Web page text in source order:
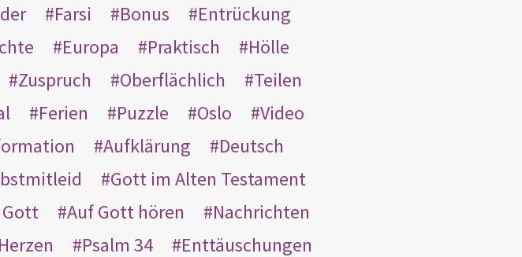
Farsi Bonus
Entrückung
Europa Praktisch
Hölle
Zuspruch Oberflächlich
Teilen
Ferien Puzzle Oslo
Video
Aufklärung
Deutsch
Gott im Alten Testament
Auf Gott hören
Nachrichten
Psalm 34
Enttäuschungen